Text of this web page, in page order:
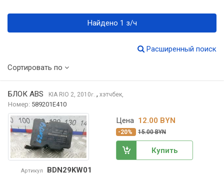
Найдено 1 з/ч
Расширенный поиск
Сортировать по
БЛОК ABS KIA RIO 2, 2010г. , хэтчбек,
Номер: 589201E410
Артикул BDN29KW01
Цена 12.00 BYN
-20% 15.00 BYN
Купить